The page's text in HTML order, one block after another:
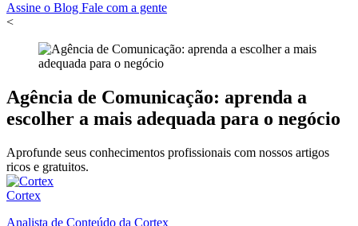
Assine o Blog Fale com a gente
<
Agência de Comunicação: aprenda a
escolher a mais adequada para o negócio
Aprofunde seus conhecimentos profissionais com nossos artigos
ricos e gratuitos.
Cortex
Analista de Conteúdo da Cortex